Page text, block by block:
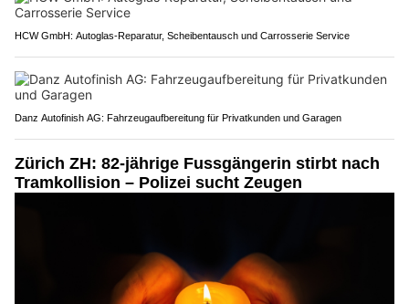
HCW GmbH: Autoglas‑Reparatur, Scheibentausch und Carrosserie Service
Danz Autofinish AG: Fahrzeugaufbereitung für Privatkunden und Garagen
Zürich ZH: 82-jährige Fussgängerin stirbt nach
Tramkollision – Polizei sucht Zeugen